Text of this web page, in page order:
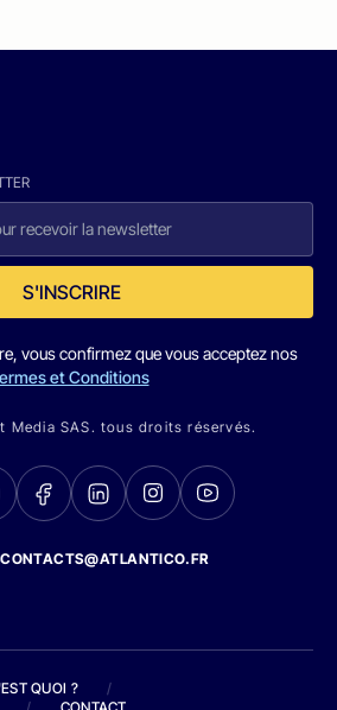
S'INSCRIRE
vous confirmez que vous acceptez nos
et Conditions
Media SAS. tous droits réservés.
QUOI ?
/